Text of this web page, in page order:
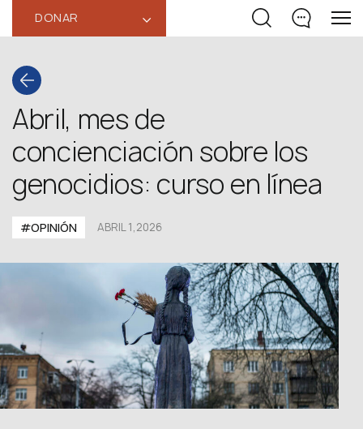
DONAR ‹
Abril, mes de
concienciación sobre los
genocidios: curso en línea
#OPINIÓN ABRIL 1,2026